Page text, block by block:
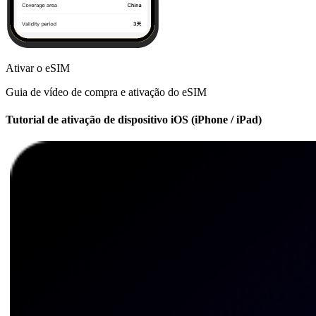
Ativar o eSIM
Guia de vídeo de compra e ativação do eSIM
Tutorial de ativação de dispositivo iOS (iPhone / iPad)